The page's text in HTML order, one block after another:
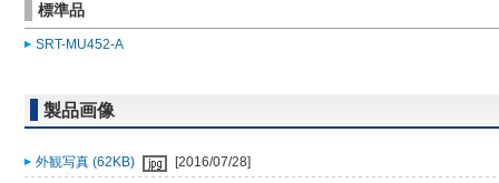
標準品
SRT-MU452-A
製品画像
外観写真 (62KB) [2016/07/28]